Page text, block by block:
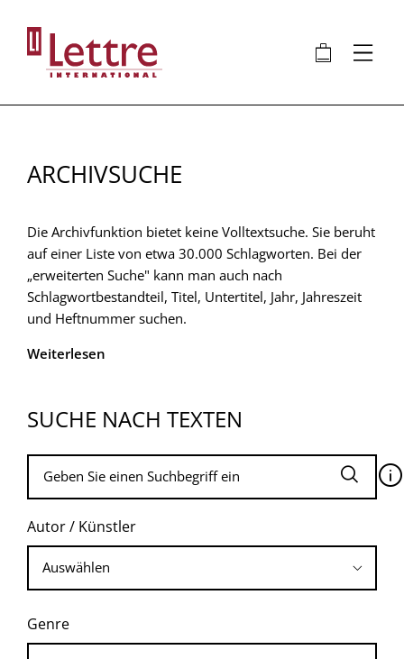
Inhalt
🛍 ⋮
ARCHIVSUCHE
Die Archivfunktion bietet keine Volltextsuche. Sie beruht
auf einer Liste von etwa 30.000 Schlagworten. Bei der
„erweiterten Suche" kann man auch nach
Schlagwortbestandteil, Titel, Untertitel, Jahr, Jahreszeit
und Heftnummer suchen.
Weiterlesen
SUCHE NACH TEXTEN
🛈
Autor / Künstler
Genre